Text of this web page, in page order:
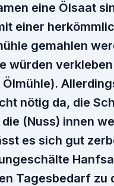
eine Ölsaat
einer
gemahlen
würden
nötig da, die
(Nuss) innen
es sich gut
Tagesbedarf zu